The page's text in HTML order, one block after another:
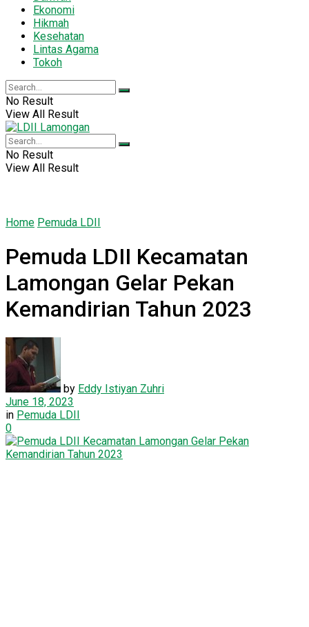
Ekonomi
Hikmah
Kesehatan
Lintas Agama
Tokoh
No Result
View All Result
No Result
View All Result
Home Pemuda LDII
Pemuda LDII Kecamatan
Lamongan Gelar Pekan
Kemandirian Tahun 2023
by Eddy Istiyan Zuhri
June 18, 2023
in Pemuda LDII
0